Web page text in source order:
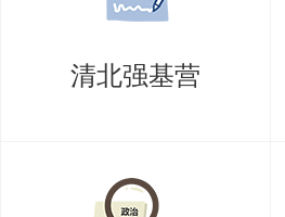
《计算机组成原
真题利用
项训练，后期用
清北强基营